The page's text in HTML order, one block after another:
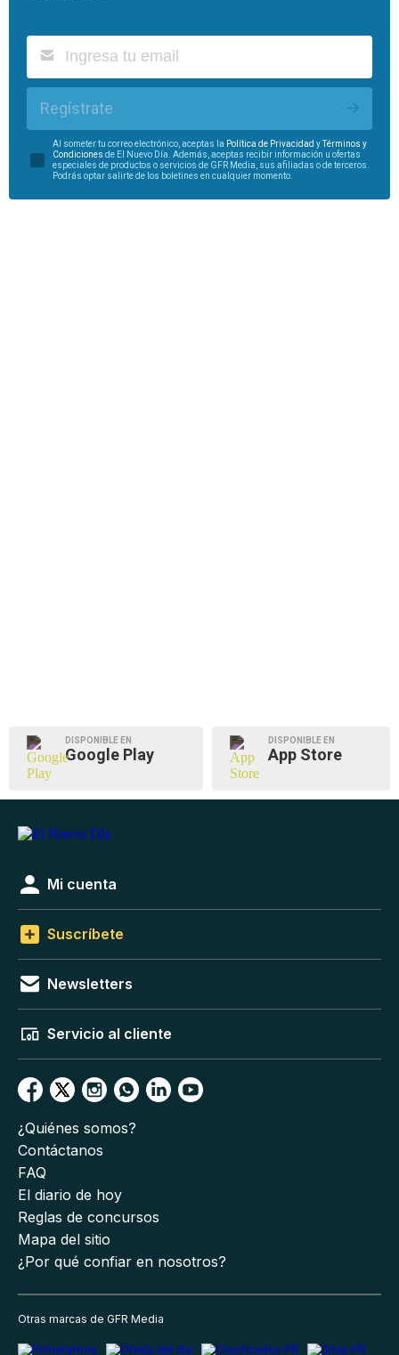
Regístrate
Al someter tu correo electrónico, aceptas la Política de Privacidad yTérminos y
Condiciones de El Nuevo Día. Además, aceptas recibir información u ofertas
especiales de productos o servicios de GFR Media, sus afiliadas o de terceros.
Podrás optar salirte de los boletines en cualquier momento.
DISPONIBLE EN
Google Play
DISPONIBLE EN
App Store
Mi cuenta
Suscríbete
Newsletters
Servicio al cliente
¿Quiénes somos?
Contáctanos
FAQ
El diario de hoy
Reglas de concursos
Mapa del sitio
¿Por qué confiar en nosotros?
Otras marcas de GFR Media